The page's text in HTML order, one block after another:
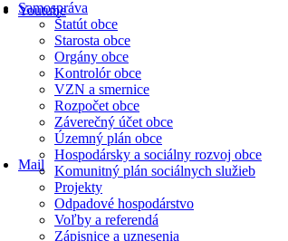
Youtube
Mail
Samospráva
Štatút obce
Starosta obce
Orgány obce
Kontrolór obce
VZN a smernice
Rozpočet obce
Záverečný účet obce
Územný plán obce
Hospodársky a sociálny rozvoj obce
Komunitný plán sociálnych služieb
Projekty
Odpadové hospodárstvo
Voľby a referendá
Zápisnice a uznesenia